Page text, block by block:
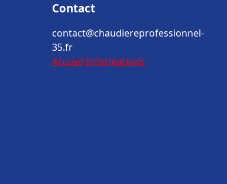
Contact
contact@chaudiereprofessionnel-
35.fr
Accueil Informations